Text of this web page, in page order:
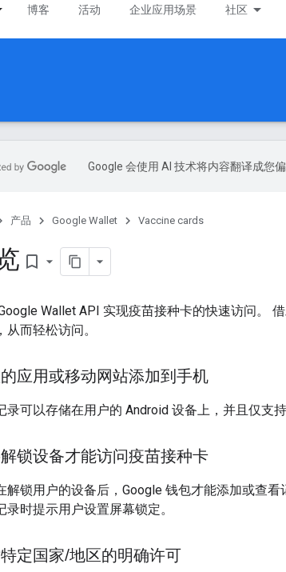
博客 活动 企业应用场景 社区
Google 会使用 AI 技术将内容翻译成您
产品 Google Wallet Vaccine cards
bookmark_border
Wallet API 实现疫苗接种卡的快速访问。
从而轻松访问。
应用或移动网站添加到手机
录可以存储在用户的 Android 设备上，并且仅支
锁设备才能访问疫苗接种卡
解锁用户的设备后，Google 钱包才能添加或查
录时提示用户设置屏幕锁定。
定国家/地区的明确许可